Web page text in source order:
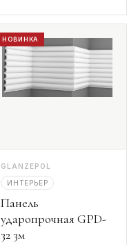
НОВИНКА
GLANZEPOL
ИНТЕРЬЕР
Панель
ударопрочная GPD-
32 3м